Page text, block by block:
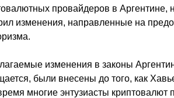
провайдеров в Аргентине,
изменения, направленные на
изменения в законы
были внесены до того, как
многие энтузиасты криптовалют